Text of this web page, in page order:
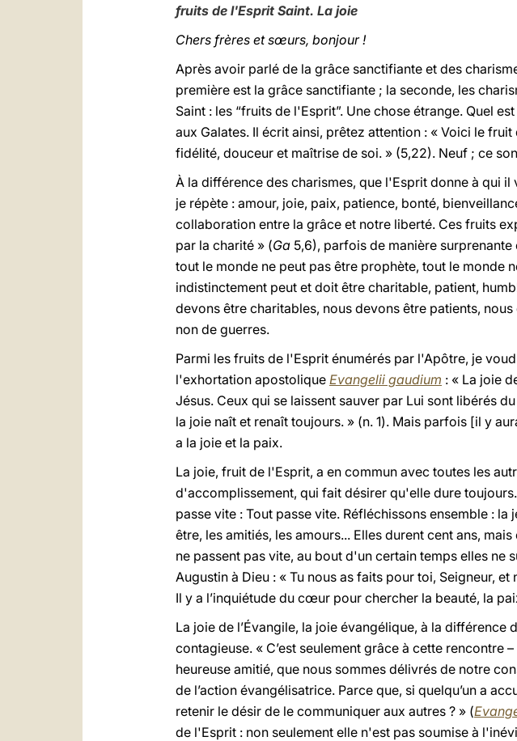
fruits de l'Esprit Saint. La joie
Chers frères et sœurs, bonjour !
Après avoir parlé de la grâce sanctifiante et des
première est la grâce sanctifiante ; la seconde, les
Saint : les “fruits de l'Esprit”. Une chose étrange. Quel
aux Galates. Il écrit ainsi, prêtez attention : « Voici le
fidélité, douceur et maîtrise de soi. » (5,22). Neuf ; ce
À la différence des charismes, que l'Esprit donne à qui
je répète : amour, joie, paix, patience, bonté,
collaboration entre la grâce et notre liberté. Ces fruits
par la charité » (Ga 5,6), parfois de manière
tout le monde ne peut pas être prophète, tout le monde
indistinctement peut et doit être charitable, patient,
devons être charitables, nous devons être patients,
non de guerres.
Parmi les fruits de l'Esprit énumérés par l'Apôtre, je
l'exhortation apostolique Evangelii gaudium : « La joie
Jésus. Ceux qui se laissent sauver par Lui sont libérés
la joie naît et renaît toujours. » (n. 1). Mais parfois [il y
a la joie et la paix.
La joie, fruit de l'Esprit, a en commun avec toutes les
d'accomplissement, qui fait désirer qu'elle dure
passe vite : Tout passe vite. Réfléchissons ensemble :
être, les amitiés, les amours... Elles durent cent ans,
ne passent pas vite, au bout d'un certain temps elles ne
Augustin à Dieu : « Tu nous as faits pour toi, Seigneur,
Il y a l’inquiétude du cœur pour chercher la beauté, la
La joie de l’Évangile, la joie évangélique, à la
contagieuse. « C’est seulement grâce à cette rencontre
heureuse amitié, que nous sommes délivrés de notre
de l’action évangélisatrice. Parce que, si quelqu’un a
retenir le désir de le communiquer aux autres ? » (
de l'Esprit : non seulement elle n'est pas soumise à